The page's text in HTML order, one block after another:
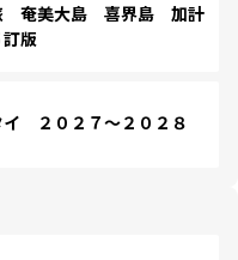
奄美大島 喜界島 加計
版
２０２７～２０２８